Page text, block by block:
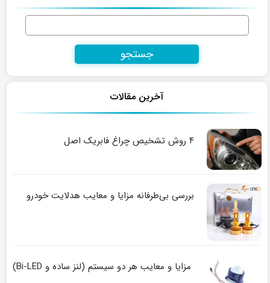
جستجو
آخرین مقالات
۴ روش تشخیص چراغ فابریک اصل
بررسی بی‌طرفانه مزایا و معایب هدلایت خودرو
مزایا و معایب هر دو سیستم (لنز ساده و Bi-LED)